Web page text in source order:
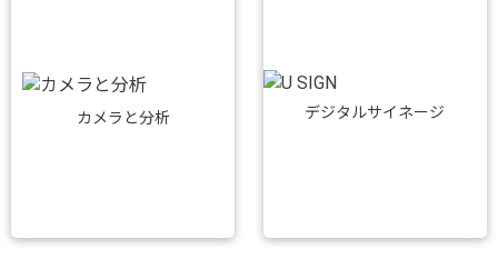
カメラと分析 デジタルサイネージ